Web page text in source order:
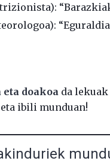
doakoa da
ibili munduan!